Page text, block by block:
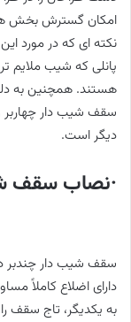
امکان گسترش بخش
نکته ای که در مورد
پانلی که شیب ملایم
هستند. همچنین به
سقف شیب دار چهاربر
دیگر است.
·نصاب سقف
سقف شیب دار چندبر
دارای اضلاع کاملاً
به یکدیگر، تاج سقف